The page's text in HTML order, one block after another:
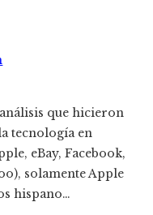
que hicieron
tecnología en
eBay, Facebook,
solamente Apple
hispano…